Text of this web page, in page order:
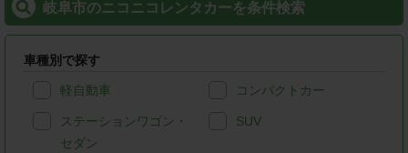
岐阜市のニコニコレンタカーを条件検索
車種別で探す
軽自動車 コンパクトカー
ステーションワゴン・
セダン
SUV